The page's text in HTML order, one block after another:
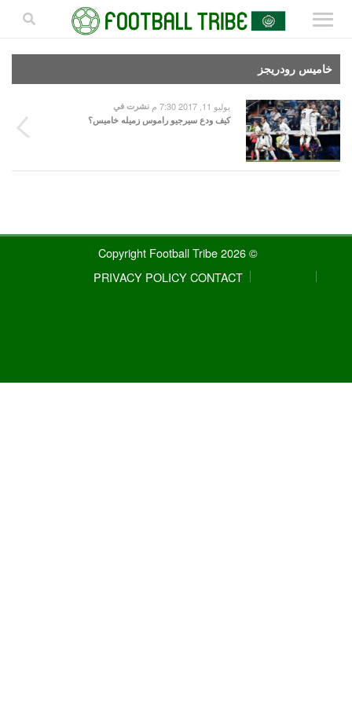
خاميس رودريجز
نشرت في يوليو 11, 2017 7:30 م
كيف ودع سيرجيو راموس زميله خاميس؟
© 2026 Copyright Football Tribe
CONTACT
PRIVACY POLICY